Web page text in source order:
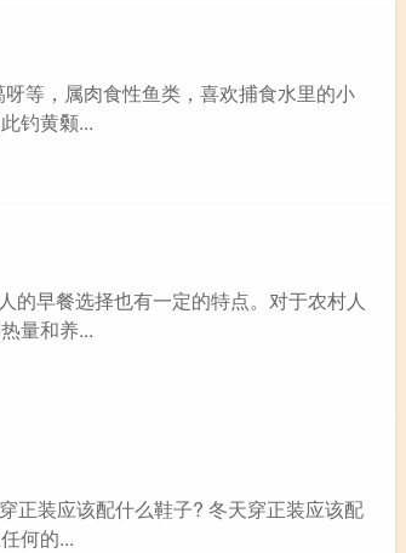
等，属肉食性鱼类，喜欢捕食水里的小
钓黄颡...
的早餐选择也有一定的特点。对于农村人
量和养...
正装应该配什么鞋子? 冬天穿正装应该配
何的...